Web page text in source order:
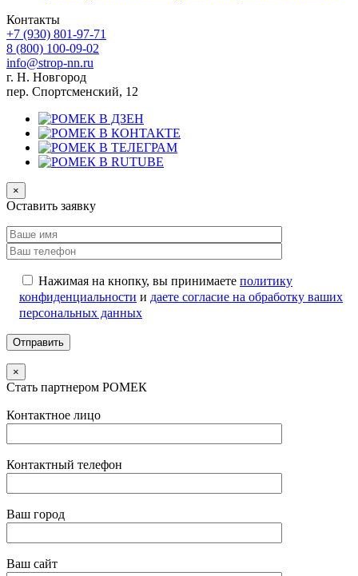
Контакты
+7 (930) 801-97-71
8 (800) 100-09-02
info@strop-nn.ru
г. Н. Новгород
пер. Спортсменский, 12
×
Оставить заявку
Нажимая на кнопку, вы принимаете политику
конфиденциальности и даете согласие на обработку ваших
персональных данных
×
Стать партнером РОМЕК
Контактное лицо
Контактный телефон
Ваш город
Ваш сайт